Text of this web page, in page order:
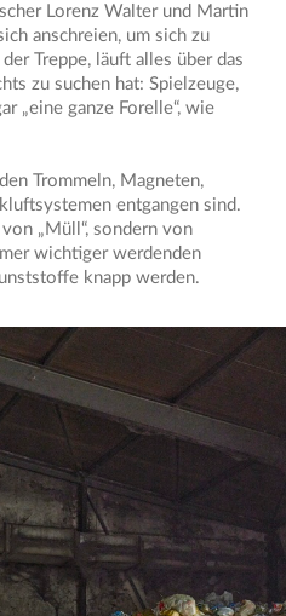
Lorenz Walter und Martin
anschreien, um sich zu
Treppe, läuft alles über das
zu suchen hat: Spielzeuge,
„eine ganze Forelle“, wie
Trommeln, Magneten,
entgangen sind.
„Müll“, sondern von
wichtiger werdenden
knapp werden.